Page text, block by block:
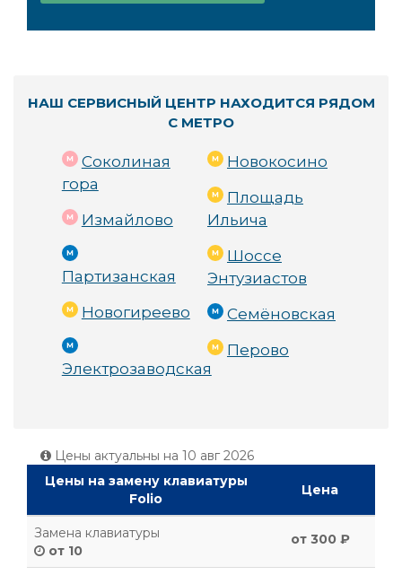
НАШ СЕРВИСНЫЙ ЦЕНТР НАХОДИТСЯ РЯДОМ
С МЕТРО
Соколиная
гора
Измайлово
Партизанская
Новогиреево
Электрозаводская
Новокосино
Площадь
Ильича
Шоссе
Энтузиастов
Семёновская
Перово
Цены актуальны на 10 авг 2026
Цены на замену клавиатуры
Folio
Цена
Замена клавиатуры
от 10
от 300 ₽